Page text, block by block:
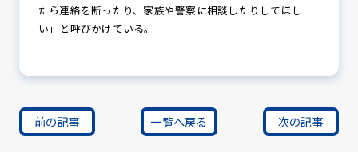
たら連絡を断ったり、家族や警察に相談したりしてほし
い」と呼びかけている。
前の記事 一覧へ戻る 次の記事